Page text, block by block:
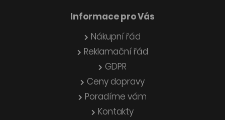
Informace pro Vás
Nákupní řád
Reklamační řád
GDPR
Ceny dopravy
Poradíme vám
Kontakty